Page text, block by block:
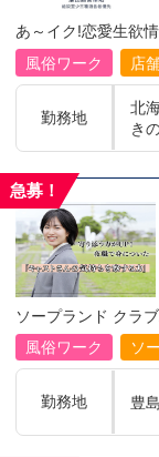
あ～イク!恋愛生欲
風俗ワーク
店
勤務地
北
きのビル8F
し
■横
黄
駅
幌
の駅
急募！
ソープランド クラ
風俗ワーク
ソ
勤務地 豊